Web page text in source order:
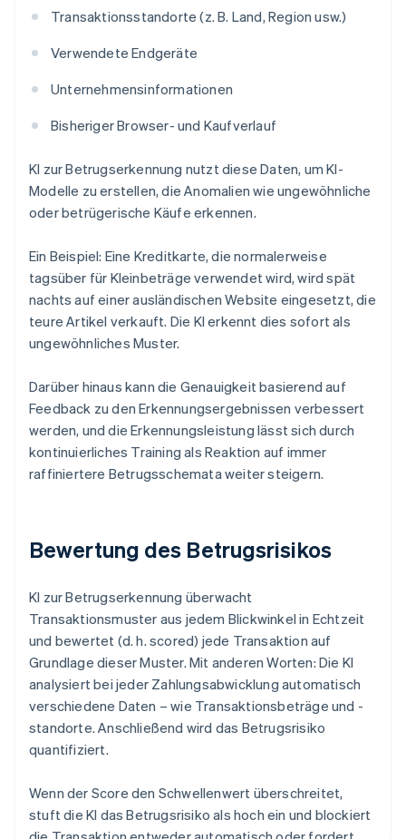
Transaktionsstandorte (z. B. Land, Region usw.)
Verwendete Endgeräte
Unternehmensinformationen
Bisheriger Browser- und Kaufverlauf
KI zur Betrugserkennung nutzt diese Daten, um KI-
Modelle zu erstellen, die Anomalien wie ungewöhnliche
oder betrügerische Käufe erkennen.
Ein Beispiel: Eine Kreditkarte, die normalerweise
tagsüber für Kleinbeträge verwendet wird, wird spät
nachts auf einer ausländischen Website eingesetzt, die
teure Artikel verkauft. Die KI erkennt dies sofort als
ungewöhnliches Muster.
Darüber hinaus kann die Genauigkeit basierend auf
Feedback zu den Erkennungsergebnissen verbessert
werden, und die Erkennungsleistung lässt sich durch
kontinuierliches Training als Reaktion auf immer
raffiniertere Betrugsschemata weiter steigern.
Bewertung des Betrugsrisikos
KI zur Betrugserkennung überwacht
Transaktionsmuster aus jedem Blickwinkel in Echtzeit
und bewertet (d. h. scored) jede Transaktion auf
Grundlage dieser Muster. Mit anderen Worten: Die KI
analysiert bei jeder Zahlungsabwicklung automatisch
verschiedene Daten – wie Transaktionsbeträge und -
standorte. Anschließend wird das Betrugsrisiko
quantifiziert.
Wenn der Score den Schwellenwert überschreitet,
stuft die KI das Betrugsrisiko als hoch ein und blockiert